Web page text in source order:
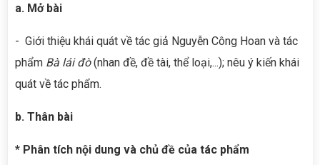
a. Mở bài
- Giới thiệu khái quát về tác giả Nguyễn Công Hoan và tác
phẩm Bà lái đò(nhan đề, đề tài, thể loại,...); nêu ý kiến khái
quát về tác phẩm.
b. Thân bài
* Phân tích nội dung và chủ đề của tác phẩm